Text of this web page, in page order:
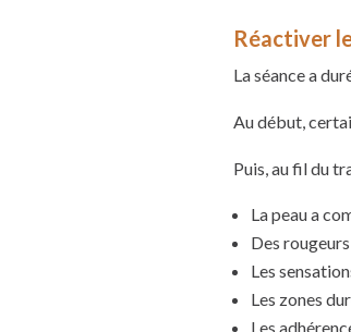
Réactiver
La séance a
Au début,
Puis, au fil du
La peau a
Des
Les
Les zones
Les